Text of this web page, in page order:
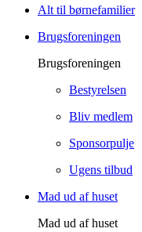
Alt til børnefamilier
Brugsforeningen
Brugsforeningen
Bestyrelsen
Bliv medlem
Sponsorpulje
Ugens tilbud
Mad ud af huset
Mad ud af huset